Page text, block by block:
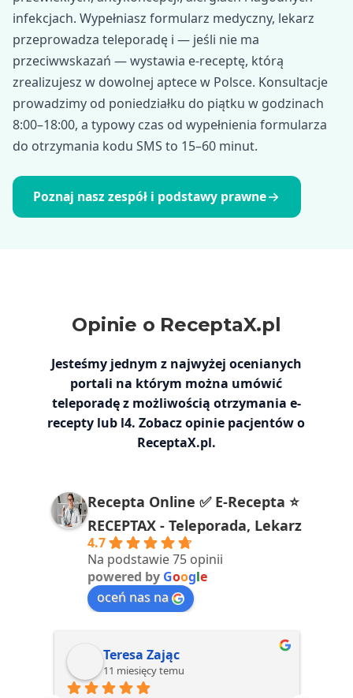
infekcjach. Wypełniasz formularz medyczny, lekarz
przeprowadza teleporadę i — jeśli nie ma
przeciwwskazań — wystawia e-receptę, którą
zrealizujesz w dowolnej aptece w Polsce. Konsultacje
prowadzimy od poniedziałku do piątku w godzinach
8:00–18:00, a typowy czas od wypełnienia formularza
do otrzymania kodu SMS to 15–60 minut.
Poznaj nasz zespół i podstawy prawne
Opinie o ReceptaX.pl
Jesteśmy jednym z najwyżej ocenianych
portali na którym można umówić
teleporadę z możliwością otrzymania e-
recepty lub l4. Zobacz opinie pacjentów o
ReceptaX.pl.
Recepta Online ✅ E-Recepta ⭐️
RECEPTAX - Teleporada, Lekarz
4.7
Na podstawie 75 opinii
powered by Google
oceń nas na
Teresa Zając
11 miesięcy temu